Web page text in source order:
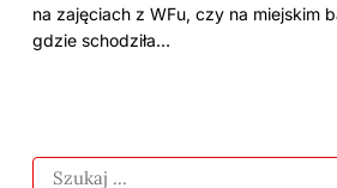
na zajęciach z WFu, czy na miejskim
gdzie schodziła…